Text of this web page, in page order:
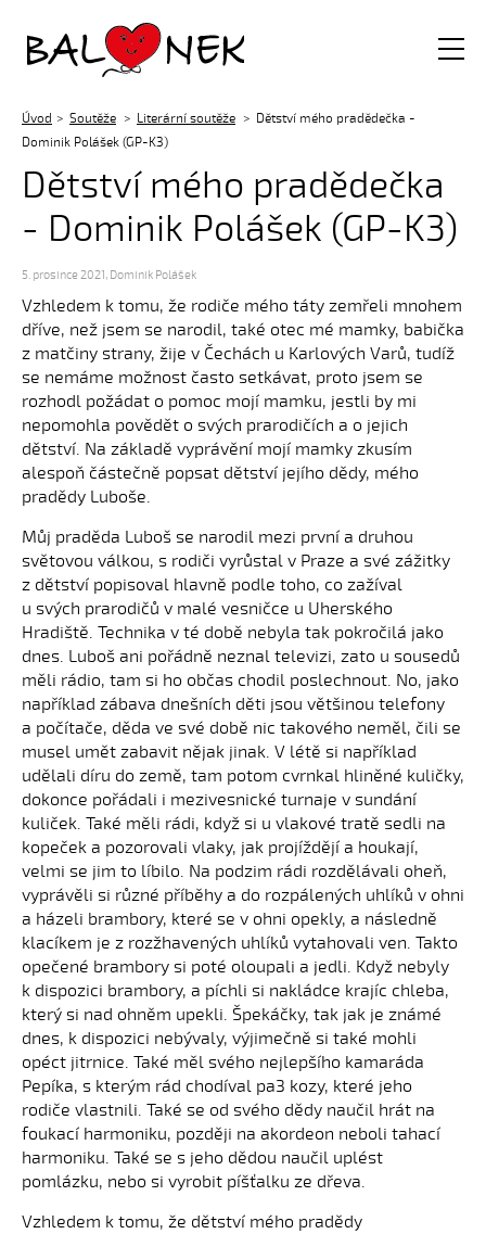
Balónek z.s.
Úvod Soutěže Literární soutěže
Dětství mého pradědečka -
Dominik Polášek (GP-K3)
Dětství mého pradědečka
- Dominik Polášek (GP-K3)
5. prosince 2021, Dominik Polášek
Vzhledem k tomu, že rodiče mého táty zemřeli mnohem
dříve, než jsem se narodil, také otec mé mamky, babička
z matčiny strany, žije v Čechách u Karlových Varů, tudíž
se nemáme možnost často setkávat, proto jsem se
rozhodl požádat o pomoc mojí mamku, jestli by mi
nepomohla povědět o svých prarodičích a o jejich
dětství. Na základě vyprávění mojí mamky zkusím
alespoň částečně popsat dětství jejího dědy, mého
pradědy Luboše.
Můj praděda Luboš se narodil mezi první a druhou
světovou válkou, s rodiči vyrůstal v Praze a své zážitky
z dětství popisoval hlavně podle toho, co zažíval
u svých prarodičů v malé vesničce u Uherského
Hradiště. Technika v té době nebyla tak pokročilá jako
dnes. Luboš ani pořádně neznal televizi, zato u sousedů
měli rádio, tam si ho občas chodil poslechnout. No, jako
například zábava dnešních děti jsou většinou telefony
a počítače, děda ve své době nic takového neměl, čili se
musel umět zabavit nějak jinak. V létě si například
udělali díru do země, tam potom cvrnkal hliněné kuličky,
dokonce pořádali i mezivesnické turnaje v sundání
kuliček. Také měli rádi, když si u vlakové tratě sedli na
kopeček a pozorovali vlaky, jak projíždějí a houkají,
velmi se jim to líbilo. Na podzim rádi rozdělávali oheň,
vyprávěli si různé příběhy a do rozpálených uhlíků v ohni
a házeli brambory, které se v ohni opekly, a následně
klacíkem je z rozžhavených uhlíků vytahovali ven. Takto
opečené brambory si poté oloupali a jedli. Když nebyly
k dispozici brambory, a píchli si nakládce krajíc chleba,
který si nad ohněm upekli. Špekáčky, tak jak je známé
dnes, k dispozici nebývaly, výjimečně si také mohli
opéct jitrnice. Také měl svého nejlepšího kamaráda
Pepíka, s kterým rád chodíval pa3 kozy, které jeho
rodiče vlastnili. Také se od svého dědy naučil hrát na
foukací harmoniku, později na akordeon neboli tahací
harmoniku. Také se s jeho dědou naučil uplést
pomlázku, nebo si vyrobit píšťalku ze dřeva.
Vzhledem k tomu, že dětství mého pradědy